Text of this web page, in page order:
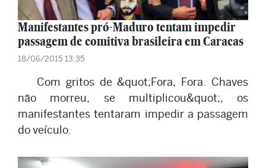
Manifestantes pró-Maduro tentam impedir
passagem de comitiva brasileira em Caracas
18/06/2015 13:35
Com gritos de &quot;Fora, Fora. Chaves
não morreu, se multiplicou&quot;, os
manifestantes tentaram impedir a passagem
do veículo.